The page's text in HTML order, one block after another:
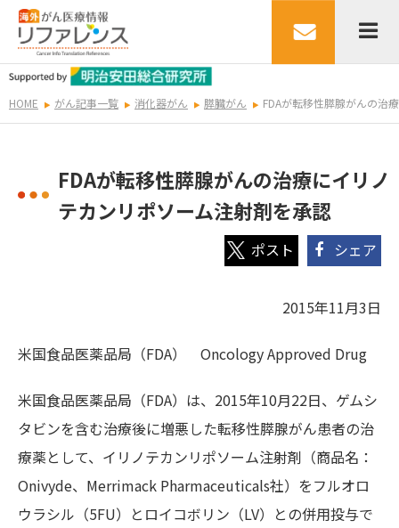
HOME がん記事一覧 消化器がん 膵臓がん FDAが転移性膵腺がんの治
FDAが転移性膵腺がんの治療にイリノ
テカンリポソーム注射剤を承認
シェア
2015年11月3日
米国食品医薬品局（FDA） Oncology Approved Drug
米国食品医薬品局（FDA）は、2015年10月22日、ゲムシ
タビンを含む治療後に増悪した転移性膵腺がん患者の治
療薬として、イリノテカンリポソーム注射剤（商品名：
Onivyde、Merrimack Pharmaceuticals社）をフルオロ
ウラシル（5FU）とロイコボリン（LV）との併用投与で